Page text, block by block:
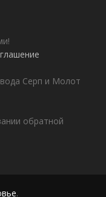
Серп и Молот
обратной
.